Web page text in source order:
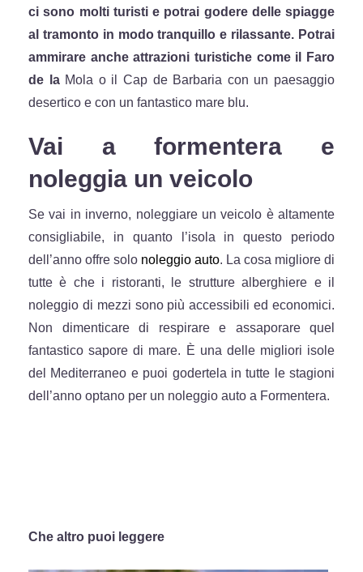
ci sono molti turisti e potrai godere delle spiagge
al tramonto in modo tranquillo e rilassante. Potrai
ammirare anche attrazioni turistiche come il Faro
de laMola o il Cap de Barbaria con un paesaggio
desertico e con un fantastico mare blu.
Vai a formentera e
noleggia un veicolo
Se vai in inverno, noleggiare un veicolo è altamente
consigliabile, in quanto l’isola in questo periodo
dell’anno offre solo noleggio auto. La cosa migliore di
tutte è che i ristoranti, le strutture alberghiere e il
noleggio di mezzi sono più accessibili ed economici.
Non dimenticare di respirare e assaporare quel
fantastico sapore di mare. È una delle migliori isole
del Mediterraneo e puoi godertela in tutte le stagioni
dell’anno optano per un noleggio auto a Formentera.
Che altro puoi leggere